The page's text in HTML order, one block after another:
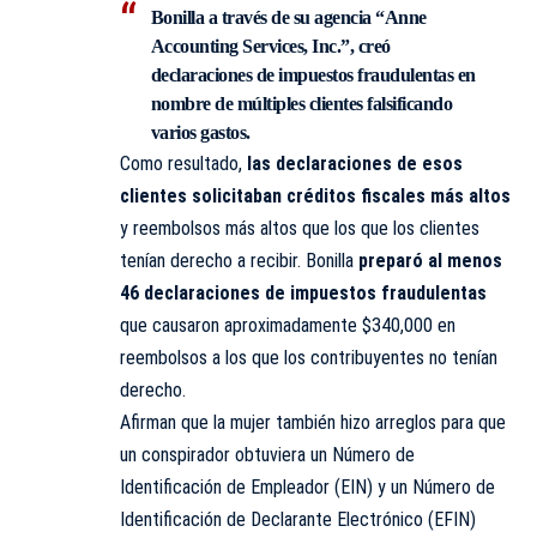
Bonilla a través de su agencia “Anne
Accounting Services, Inc.”, creó
declaraciones de impuestos fraudulentas en
nombre de múltiples clientes falsificando
varios gastos.
Como resultado, las declaraciones de esos
clientes solicitaban créditos fiscales más altos
y reembolsos más altos que los que los clientes
tenían derecho a recibir. Bonilla preparó al menos
46 declaraciones de impuestos fraudulentas
que causaron aproximadamente $340,000 en
reembolsos a los que los contribuyentes no tenían
derecho.
Afirman que la mujer también hizo arreglos para que
un conspirador obtuviera un Número de
Identificación de Empleador (EIN) y un Número de
Identificación de Declarante Electrónico (EFIN)